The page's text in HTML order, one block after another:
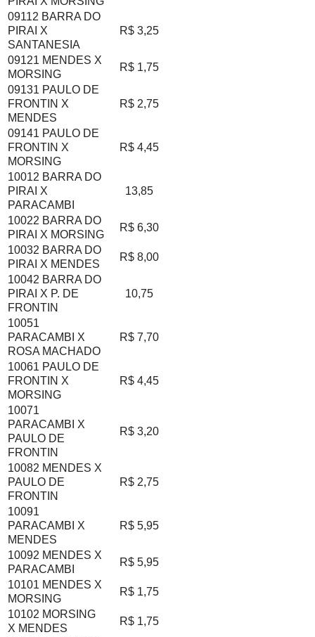
09112 BARRA DO
PIRAI X
SANTANESIA
R$ 3,25
09121 MENDES X
MORSING
R$ 1,75
09131 PAULO DE
FRONTIN X
MENDES
R$ 2,75
09141 PAULO DE
FRONTIN X
MORSING
R$ 4,45
10012 BARRA DO
PIRAI X
PARACAMBI
13,85
10022 BARRA DO
PIRAI X MORSING
R$ 6,30
10032 BARRA DO
PIRAI X MENDES
R$ 8,00
10042 BARRA DO
PIRAI X P. DE
FRONTIN
10,75
10051
PARACAMBI X
ROSA MACHADO
R$ 7,70
10061 PAULO DE
FRONTIN X
MORSING
R$ 4,45
10071
PARACAMBI X
PAULO DE
FRONTIN
R$ 3,20
10082 MENDES X
PAULO DE
FRONTIN
R$ 2,75
10091
PARACAMBI X
MENDES
R$ 5,95
10092 MENDES X
PARACAMBI
R$ 5,95
10101 MENDES X
MORSING
R$ 1,75
10102 MORSING
X MENDES
R$ 1,75